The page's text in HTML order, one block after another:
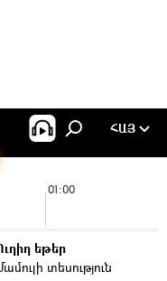
ՀԱՅ
01:00
եթեր
տեսություն